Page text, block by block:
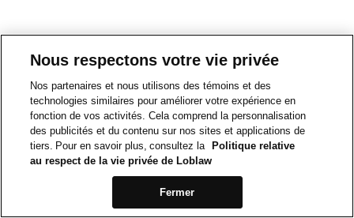
Nous respectons votre vie privée
Nos partenaires et nous utilisons des témoins et des
technologies similaires pour améliorer votre expérience en
fonction de vos activités. Cela comprend la personnalisation
des publicités et du contenu sur nos sites et applications de
tiers. Pour en savoir plus, consultez la
Politique relative
au respect de la vie privée de Loblaw
Fermer